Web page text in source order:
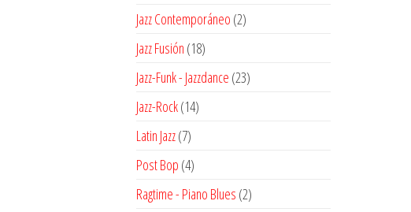
productos
Jazz Contemporáneo 22
Jazz Fusión 1818
productos
Jazz-Funk - Jazzdance 2323
Jazz-Rock 1414
Latin Jazz 77
productos
Post Bop 44
productos
Ragtime - Piano Blues 22